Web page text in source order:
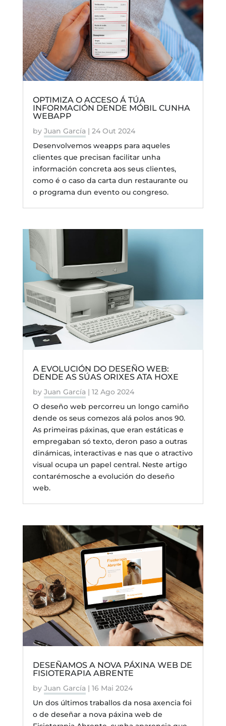
OPTIMIZA O ACCESO Á TÚA
INFORMACIÓN DENDE MÓBIL CUNHA
WEBAPP
by Juan García | 24 Out 2024
Desenvolvemos weapps para aqueles
clientes que precisan facilitar unha
información concreta aos seus clientes,
como é o caso da carta dun restaurante ou
o programa dun evento ou congreso.
A EVOLUCIÓN DO DESEÑO WEB:
DENDE AS SÚAS ORIXES ATA HOXE
by Juan García | 12 Ago 2024
O deseño web percorreu un longo camiño
dende os seus comezos alá polos anos 90.
As primeiras páxinas, que eran estáticas e
empregaban só texto, deron paso a outras
dinámicas, interactivas e nas que o atractivo
visual ocupa un papel central. Neste artigo
contarémosche a evolución do deseño
web.
DESEÑAMOS A NOVA PÁXINA WEB DE
FISIOTERAPIA ABRENTE
by Juan García | 16 Mai 2024
Un dos últimos traballos da nosa axencia foi
o de deseñar a nova páxina web de